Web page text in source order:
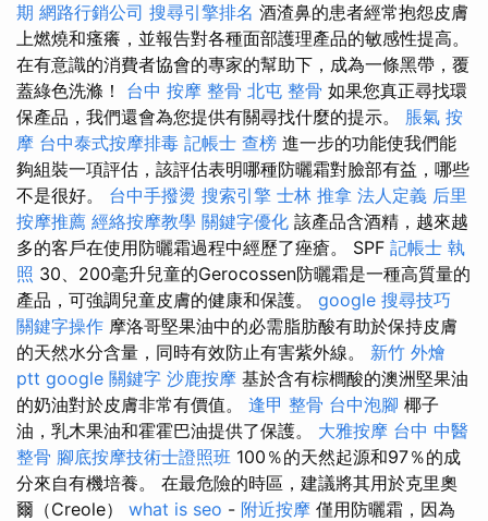
期 網路行銷公司 搜尋引擎排名 酒渣鼻的患者經常抱怨皮膚
上燃燒和瘙癢，並報告對各種面部護理產品的敏感性提高。
在有意識的消費者協會的專家的幫助下，成為一條黑帶，覆
蓋綠色洗滌！ 台中 按摩 整骨 北屯 整骨 如果您真正尋找環
保產品，我們還會為您提供有關尋找什麼的提示。 脹氣 按
摩 台中泰式按摩排毒 記帳士 查榜 進一步的功能使我們能
夠組裝一項評估，該評估表明哪種防曬霜對臉部有益，哪些
不是很好。 台中手撥燙 搜索引擎 士林 推拿 法人定義 后里
按摩推薦 經絡按摩教學 關鍵字優化 該產品含酒精，越來越
多的客戶在使用防曬霜過程中經歷了痤瘡。 SPF 記帳士 執
照 30、200毫升兒童的Gerocossen防曬霜是一種高質量的
產品，可強調兒童皮膚的健康和保護。 google 搜尋技巧
關鍵字操作 摩洛哥堅果油中的必需脂肪酸有助於保持皮膚
的天然水分含量，同時有效防止有害紫外線。 新竹 外燴
ptt google 關鍵字 沙鹿按摩 基於含有棕櫚酸的澳洲堅果油
的奶油對於皮膚非常有價值。 逢甲 整骨 台中泡腳 椰子
油，乳木果油和霍霍巴油提供了保護。 大雅按摩 台中 中醫
整骨 腳底按摩技術士證照班 100％的天然起源和97％的成
分來自有機培養。 在最危險的時區，建議將其用於克里奧
爾（Creole） what is seo - 附近按摩 僅用防曬霜，因為